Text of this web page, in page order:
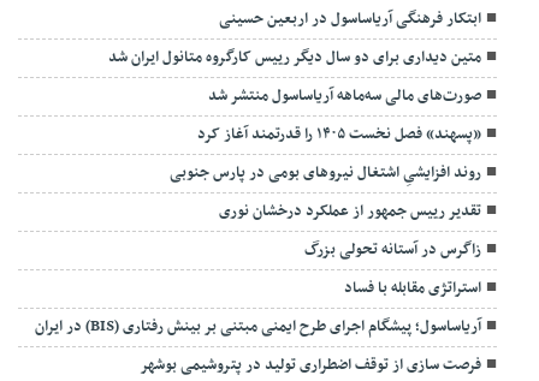
ابتکار فرهنگی آریاساسول در اربعین حسینی
متین دیداری برای دو سال دیگر رییس کارگروه متانول ایران شد
صورت‌های مالی سه‌ماهه آریاساسول منتشر شد
«پسهند» فصل نخست ۱۴۰۵ را قدرتمند آغاز کرد
روند افزایشیِ اشتغال نیروهای بومی در پارس جنوبی
تقدیر رییس جمهور از عملکرد درخشان نوری
زاگرس در آستانه تحولی بزرگ
استراتژی مقابله با فساد
آریاساسول؛ پیشگام اجرای طرح ایمنی مبتنی بر بینش رفتاری (BIS) در ایران
فرصت سازی از توقف اضطراری تولید در پتروشیمی بوشهر